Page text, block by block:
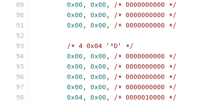
0x00, 0x00,
/* 0000000000 */
0x00, 0x00,
/* 0000000000 */
0x00, 0x00, /* 0000000000 */
/* 4 0x04 '^D' */
0x00, 0x00,
/* 0000000000 */
0x00, 0x00,
/* 0000000000 */
0x00, 0x00,
/* 0000000000 */
0x00, 0x00,
/* 0000000000 */
0x04, 0x00,
/* 0000010000 */